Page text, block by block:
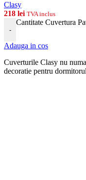
Clasy
218 lei TVA inclus
-
Cantitate Cuvertura
Adauga in cos
Cuverturile Clasy nu
decoratie pentru